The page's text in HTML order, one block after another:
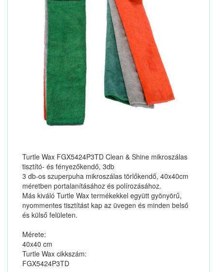
Turtle Wax FGX5424P3TD Clean & Shine mikroszálas
tisztító- és fényezőkendő, 3db
3 db-os szuperpuha mikroszálas törlőkendő, 40x40cm
méretben portalanításához és polírozásához.
Más kiváló Turtle Wax termékekkel együtt gyönyörű,
nyommentes tisztítást kap az üvegen és minden belső
és külső felületen.
Mérete:
40x40 cm
Turtle Wax cikkszám:
FGX5424P3TD